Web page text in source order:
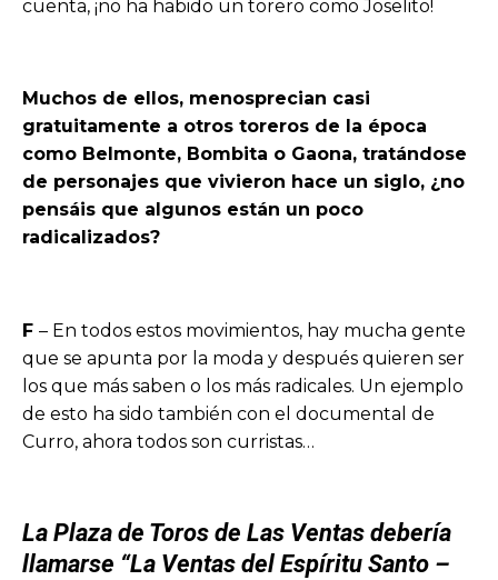
cuenta, ¡no ha habido un torero como Joselito!
Muchos de ellos, menosprecian casi
gratuitamente a otros toreros de la época
como Belmonte, Bombita o Gaona, tratándose
de personajes que vivieron hace un siglo, ¿no
pensáis que algunos están un poco
radicalizados?
F – En todos estos movimientos, hay mucha gente
que se apunta por la moda y después quieren ser
los que más saben o los más radicales. Un ejemplo
de esto ha sido también con el documental de
Curro, ahora todos son curristas…
La Plaza de Toros de Las Ventas debería
llamarse “La Ventas del Espíritu Santo –